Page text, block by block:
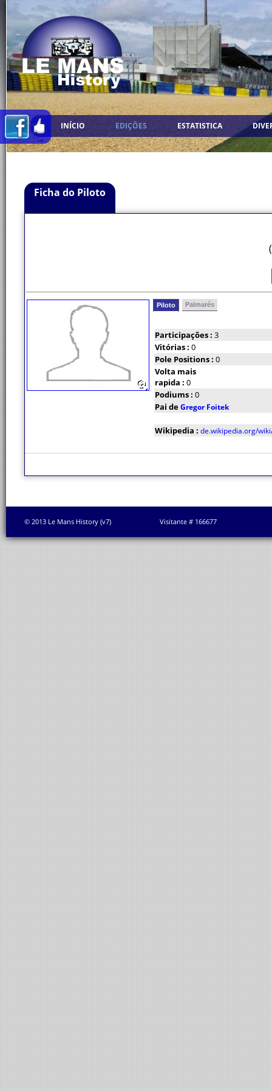
INÍCIO EDIÇÕES ESTATISTICA
Ficha do Piloto
Piloto Palmarés
Participações : 3
Vitórias : 0
Pole Positions : 0
Volta mais
rapida : 0
Podiums : 0
Pai deGregor Foitek
Wikipedia : de.wikipedia.org/
© 2013 Le Mans History (v7) Visitante # 166677